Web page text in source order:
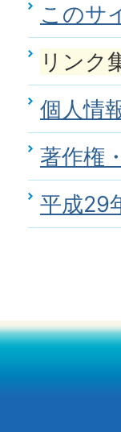
このサ
リンク
個人情
著作権
平成29